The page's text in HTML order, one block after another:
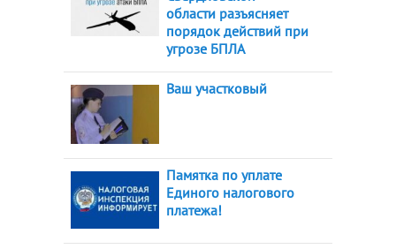
области разъясняет
порядок действий при
угрозе БПЛА
Ваш участковый
Памятка по уплате
Единого налогового
платежа!